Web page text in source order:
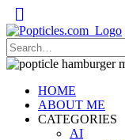
Popticles.com
HOME
ABOUT ME
CATEGORIES
AI